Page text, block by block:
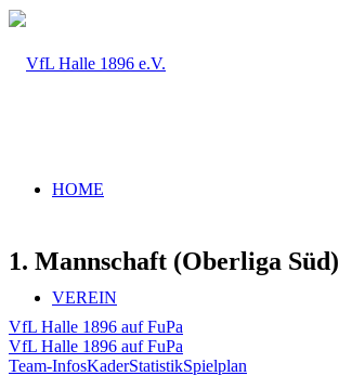
HOME
VEREIN
1. Mannschaft (Oberliga Süd)
VfL Halle 1896 auf FuPa
VfL Halle 1896 auf FuPa
Team-InfosKaderStatistikSpielplan